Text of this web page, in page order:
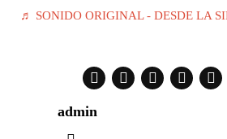
♬ SONIDO ORIGINAL - DESDE LA
admin